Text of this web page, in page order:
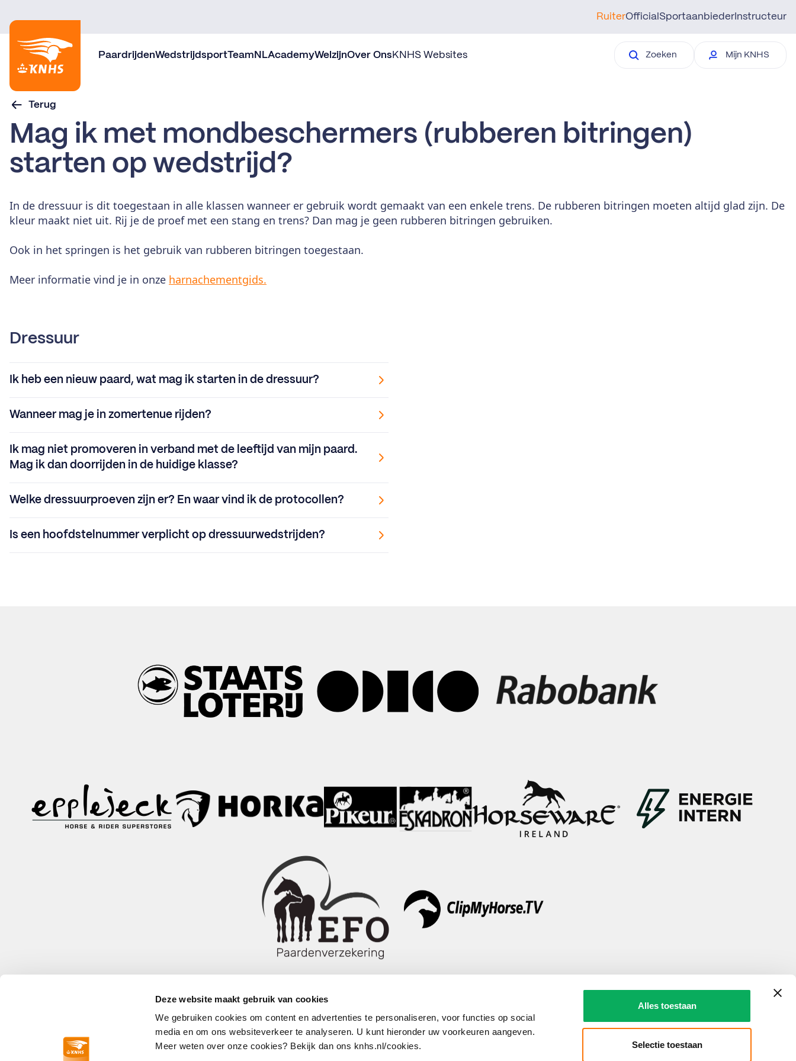
Deze website maakt gebruik van cookies
We gebruiken cookies om content en advertenties te personaliseren, voor functies op social
media en om ons websiteverkeer te analyseren. U kunt hieronder uw voorkeuren aangeven.
Meer weten over onze cookies? Bekijk dan ons knhs.nl/cookies.
Alles toestaan
Selectie toestaan
RuiterOfficial Sportaanbieder Instructeur
PaardrijdenWedstrijdsportTeamNLAcademyWelzijnOver OnsKNHS Websites Zoeken Mijn KNHS
Terug
Mag ik met mondbeschermers (rubberen bitringen)
starten op wedstrijd?
In de dressuur is dit toegestaan in alle klassen wanneer er gebruik wordt gemaakt van een enkele trens. De rubberen bitringen moeten altijd glad zijn. De
kleur maakt niet uit. Rij je de proef met een stang en trens? Dan mag je geen rubberen bitringen gebruiken.
Ook in het springen is het gebruik van rubberen bitringen toegestaan.
Meer informatie vind je in onze harnachementgids.
Dressuur
Ik heb een nieuw paard, wat mag ik starten in de dressuur?
Wanneer mag je in zomertenue rijden?
Ik mag niet promoveren in verband met de leeftijd van mijn paard.
Mag ik dan doorrijden in de huidige klasse?
Welke dressuurproeven zijn er? En waar vind ik de protocollen?
Is een hoofdstelnummer verplicht op dressuurwedstrijden?
Paardensport
Reglementen
Volg ons